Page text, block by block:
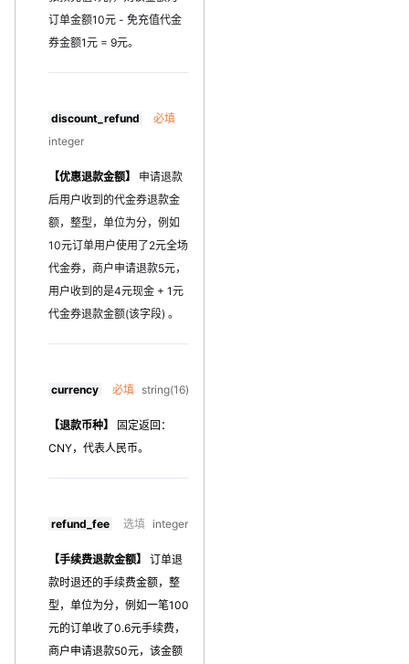
订单金额10元 - 免充值代金
券金额1元 = 9元。
discount_refund
必填
integer
【优惠退款金额】
申请退款
后用户收到的代金券退款金
额，整型，单位为分，例如
10元订单用户使用了2元全场
代金券，商户申请退款5元，
用户收到的是4元现金 + 1元
代金券退款金额(该字段) 。
currency 必填 string(16)
【退款币种】
固定返回：
CNY，代表人民币。
refund_fee 选填 integer
【手续费退款金额】
订单退
款时退还的手续费金额，整
型，单位为分，例如一笔100
元的订单收了0.6元手续费，
商户申请退款50元，该金额